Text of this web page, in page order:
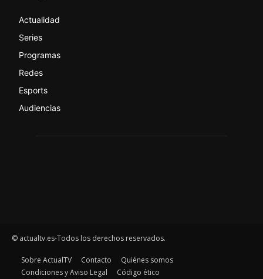
Actualidad
Series
Programas
Redes
Esports
Audiencias
© actualtv.es-Todos los derechos reservados.
Sobre ActualTV Contacto
Quiénes somos
Condiciones y Aviso Legal
Código ético